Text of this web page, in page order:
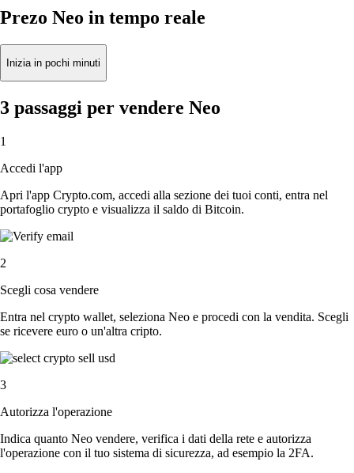
Prezo Neo in tempo reale
Inizia in pochi minuti
3 passaggi per vendere Neo
1
Accedi l'app
Apri l'app Crypto.com, accedi alla sezione dei tuoi conti, entra nel
portafoglio crypto e visualizza il saldo di Bitcoin.
2
Scegli cosa vendere
Entra nel crypto wallet, seleziona Neo e procedi con la vendita. Scegli
se ricevere euro o un'altra cripto.
3
Autorizza l'operazione
Indica quanto Neo vendere, verifica i dati della rete e autorizza
l'operazione con il tuo sistema di sicurezza, ad esempio la 2FA.